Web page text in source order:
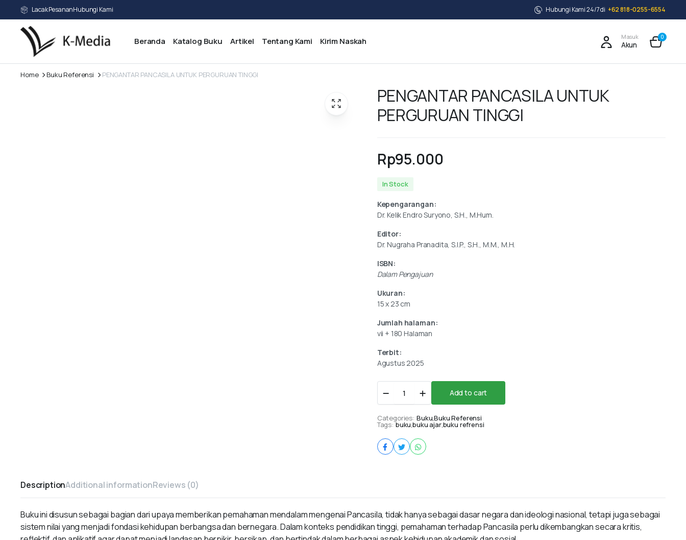
Lacak PesananHubungi Kami Hubungi Kami 24/7 di +62 818-0255-6554
Beranda Katalog Buku Artikel Tentang Kami Kirim Naskah Masuk
Akun
0
Home Buku Referensi PENGANTAR PANCASILA UNTUK PERGURUAN TINGGI
PENGANTAR PANCASILA UNTUK
PERGURUAN TINGGI
Rp95.000
In Stock
Kepengarangan:
Dr. Kelik Endro Suryono, S.H., M.Hum.
Editor:
Dr. Nugraha Pranadita, S.I.P., S.H., M.M., M.H.
ISBN:
Dalam Pengajuan
Ukuran:
15 x 23 cm
Jumlah halaman:
vii + 180 Halaman
Terbit:
Agustus 2025
PANCASILA
UNTUK
PERGURUAN
TINGGI
Add to cart
Categories: Buku,Buku Referensi
Tags: buku,buku ajar,buku refrensi
DescriptionAdditional informationReviews (0)
Buku ini disusun sebagai bagian dari upaya memberikan pemahaman mendalam mengenai Pancasila, tidak hanya sebagai dasar negara dan ideologi nasional, tetapi juga sebagai
sistem nilai yang menjadi fondasi kehidupan berbangsa dan bernegara. Dalam konteks pendidikan tinggi, pemahaman terhadap Pancasila perlu dikembangkan secara kritis,